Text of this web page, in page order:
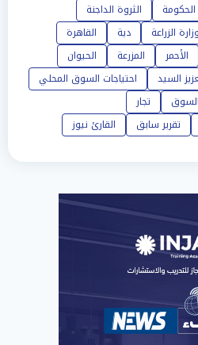
الحكومة
الثروة الداجنة
وزارة الزراعة دية
القاهرة
الأحمر المزرعة
الحيوان
السيد
احتياجات السوق المحلي
السوق
تجار
تقرير سابق القارئ نيوز